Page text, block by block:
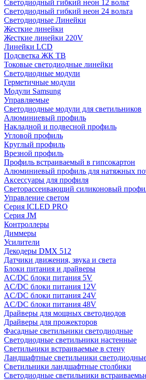
Светодиодный гибкий неон 12 вольт
Светодиодный гибкий неон 24 вольта
Светодиодные Линейки
Жесткие линейки
Жесткие линейки 220V
Линейки LCD
Подсветка ЖК ТВ
Токовые светодиодные линейки
Светодиодные модули
Герметичные модули
Модули Samsung
Управляемые
Светодиодные модули для светильников
Алюминиевый профиль
Накладной и подвесной профиль
Угловой профиль
Круглый профиль
Врезной профиль
Профиль встраиваемый в гипсокартон
Алюминиевый профиль для натяжных
Аксессуары для профиля
Светорассеивающий силиконовый
Управление светом
Серия ICLED PRO
Серия JM
Контроллеры
Диммеры
Усилители
Декодеры DMX 512
Датчики движения, звука и света
Блоки питания и драйверы
AC/DC блоки питания 5V
AC/DC блоки питания 12V
AC/DC блоки питания 24V
AC/DC блоки питания 48V
Драйверы для мощных светодиодов
Драйверы для прожекторов
Фасадные светильники светодиодные
Светодиодные светильники настенные
Светильники встраиваемые в стену
Ландшафтные светильники
Светильники ландшафтные столбики
Светодиодные светильники